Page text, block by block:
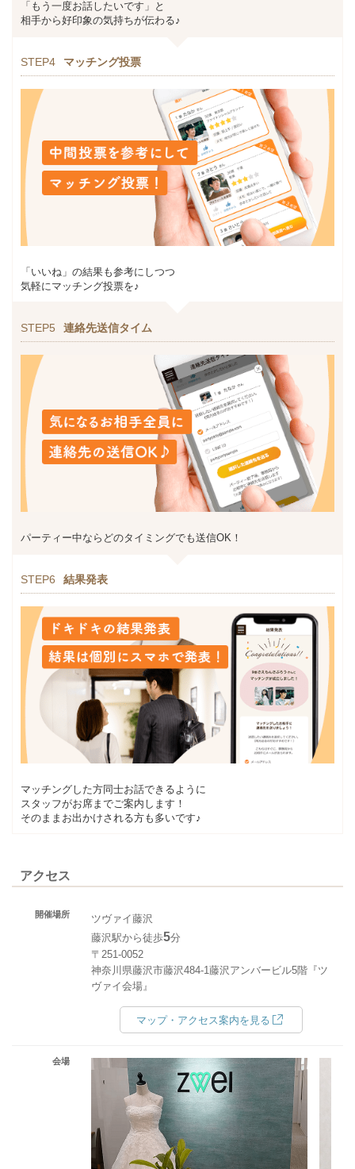
「もう一度お話したいです」と
相手から好印象の気持ちが伝わる♪
STEP4 マッチング投票
「いいね」の結果も参考にしつつ
気軽にマッチング投票を♪
STEP5 連絡先送信タイム
パーティー中ならどのタイミングでも送信OK！
STEP6 結果発表
マッチングした方同士お話できるように
スタッフがお席までご案内します！
そのままお出かけされる方も多いです♪
アクセス
開催場所
ツヴァイ藤沢
藤沢駅から徒歩5分
〒251-0052
神奈川県藤沢市藤沢484-1藤沢アンバービル5階『ツ
ヴァイ会場』
マップ・アクセス案内を見る
会場